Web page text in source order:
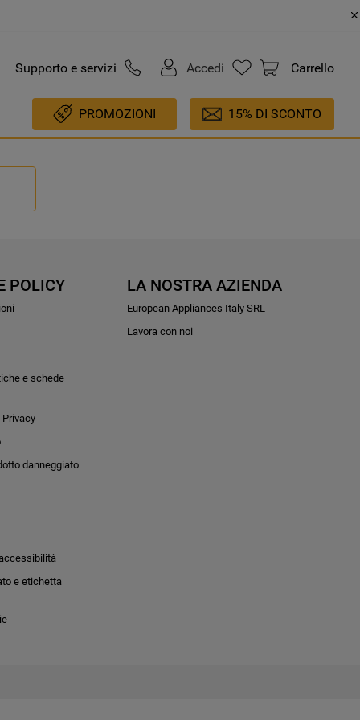
Supporto e servizi Accedi Carrello
PROMOZIONI 15% DI SCONTO
POLICY
e schede
danneggiato
e etichetta
LA NOSTRA AZIENDA
European Appliances Italy SRL
Lavora con noi